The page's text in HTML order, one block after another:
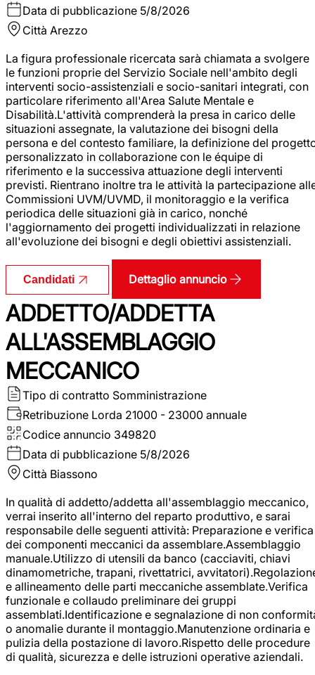
Data di pubblicazione 5/8/2026
Città Arezzo
La figura professionale ricercata sarà chiamata a svolgere
le funzioni proprie del Servizio Sociale nell'ambito degli
interventi socio-assistenziali e socio-sanitari integrati, con
particolare riferimento all'Area Salute Mentale e
Disabilità.L'attività comprenderà la presa in carico delle
situazioni assegnate, la valutazione dei bisogni della
persona e del contesto familiare, la definizione del
personalizzato in collaborazione con le équipe di
riferimento e la successiva attuazione degli interventi
previsti. Rientrano inoltre tra le attività la partecipazione
Commissioni UVM/UVMD, il monitoraggio e la verifica
periodica delle situazioni già in carico, nonché
l'aggiornamento dei progetti individualizzati in relazione
all'evoluzione dei bisogni e degli obiettivi assistenziali.
Candidati Dettaglio annuncio
ADDETTO/ADDETTA
ALL'ASSEMBLAGGIO
MECCANICO
Tipo di contratto Somministrazione
Retribuzione Lorda 21000 - 23000 annuale
Codice annuncio 349820
Data di pubblicazione 5/8/2026
Città Biassono
In qualità di addetto/addetta all'assemblaggio meccanico,
verrai inserito all'interno del reparto produttivo, e sarai
responsabile delle seguenti attività: Preparazione e verifica
dei componenti meccanici da assemblare.Assemblaggio
manuale.Utilizzo di utensili da banco (cacciaviti, chiavi
dinamometriche, trapani, rivettatrici,
e allineamento delle parti meccaniche assemblate.Verifica
funzionale e collaudo preliminare dei gruppi
assemblati.Identificazione e segnalazione di non
o anomalie durante il montaggio.Manutenzione ordinaria e
pulizia della postazione di lavoro.Rispetto delle procedure
di qualità, sicurezza e delle istruzioni operative aziendali.